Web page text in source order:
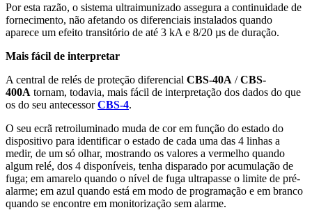
Por esta razão, o sistema ultraimunizado assegura a continuidade de
fornecimento, não afetando os diferenciais instalados quando
aparece um efeito transitório de até 3 kA e 8/20 µs de duração.
Mais fácil de interpretar
A central de relés de proteção diferencial CBS-40A /CBS-
400A tornam, todavia, mais fácil de interpretação dos dados do que
os do seu antecessorCBS-4.
O seu ecrã retroiluminado muda de cor em função do estado do
dispositivo para identificar o estado de cada uma das 4 linhas a
medir, de um só olhar, mostrando os valores a vermelho quando
algum relé, dos 4 disponíveis, tenha disparado por acumulação de
fuga; em amarelo quando o nível de fuga ultrapasse o limite de pré-
alarme; em azul quando está em modo de programação e em branco
quando se encontre em monitorização sem alarme.